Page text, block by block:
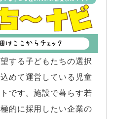
する子どもたちの選択
めて運営している児童
です。施設で暮らす若
的に採用したい企業の